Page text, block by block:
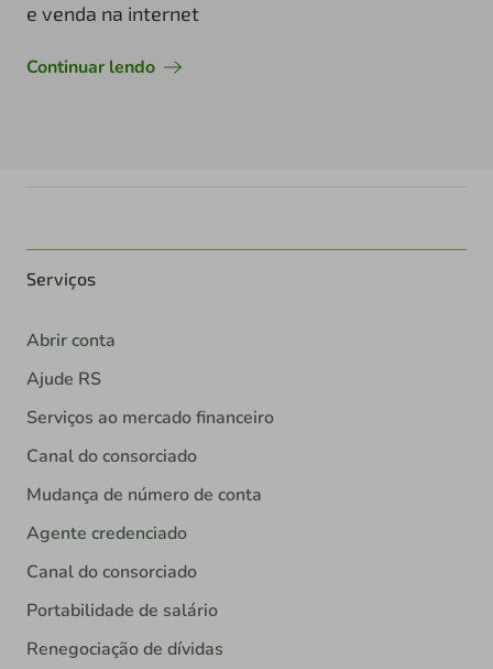
e venda na internet
Continuar lendo
Serviços
Abrir conta
Ajude RS
Serviços ao mercado financeiro
Canal do consorciado
Mudança de número de conta
Agente credenciado
Canal do consorciado
Portabilidade de salário
Renegociação de dívidas